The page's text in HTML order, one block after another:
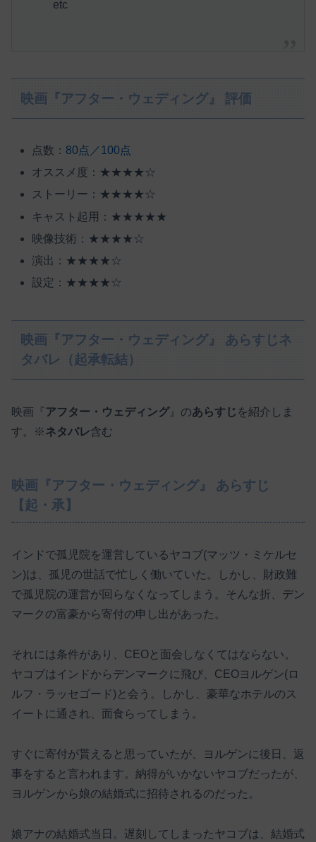
etc
映画『アフター・ウェディング』 評価
点数： 80点／100点
オススメ度：★★★★☆
ストーリー：★★★★☆
キャスト起用：★★★★★
映像技術：★★★★☆
演出：★★★★☆
設定：★★★★☆
映画『アフター・ウェディング』 あらすじネ
タバレ（起承転結）
映画『 アフター・ウェディング』のあらすじ を紹介しま
す。※ネタバレ含む
映画『アフター・ウェディング』 あらすじ
【起・承】
インドで孤児院を運営しているヤコブ(マッツ・ミケルセ
ン)は、孤児の世話で忙しく働いていた。しかし、財政難
で孤児院の運営が回らなくなってしまう。そんな折、デン
マークの富豪から寄付の申し出があった。
それには条件があり、CEOと面会しなくてはならない。
ヤコブはインドからデンマークに飛び、CEOヨルゲン(ロ
ルフ・ラッセゴード)と会う。しかし、豪華なホテルのス
イートに通され、面食らってしまう。
すぐに寄付が貰えると思っていたが、ヨルゲンに後日、返
事をすると言われます。納得がいかないヤコブだったが、
ヨルゲンから娘の結婚式に招待されるのだった。
娘アナの結婚式当日。遅刻してしまったヤコブは、結婚式